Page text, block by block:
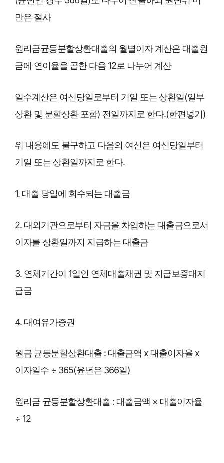
만은 절사
원리금균등분할상환대출의 월별이자 계산은 대출원
금에 연이율을 곱한 다음 12로 나누어 계산
일수계산은 여신당일로부터 기일 또는 상환일(일부
상환 및 분할상환 포함) 전일까지로 한다.(한편넣기)
위 내용에도 불구하고 다음의 여신은 여신당일부터
기일 또는 상환일까지로 한다.
1. 대출 당일에 회수되는 대출금
2. 대외기관으로부터 자금을 차입하는 대출금으로서
이자를 상환일까지 지급하는 대출금
3. 연체기간이 1일인 연체대출채권 및 지급보증대지
급금
4. 대여유가증권
원금 균등분할상환대출 : 대출금액 x 대출이자율 x
이자일수 ÷ 365(윤년은 366일)
원리금 균등분할상환대출 : 대출금액 × 대출이자율
÷ 12